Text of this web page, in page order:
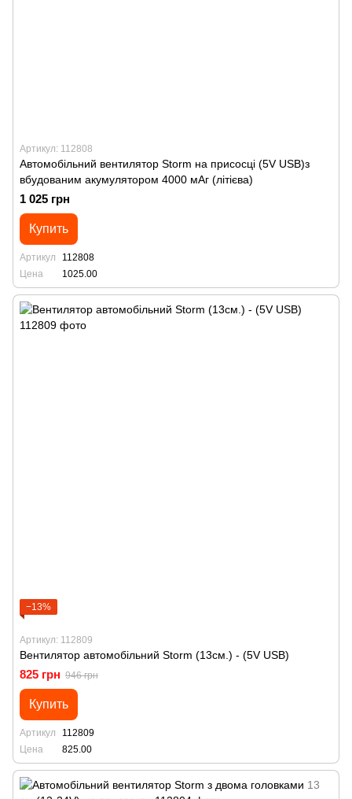
Артикул: 112808
Автомобільний вентилятор Storm на присосці (5V USB)з
вбудованим акумулятором 4000 мАг (літієва)
1 025 грн
Купить
Артикул
112808
Цена
1025.00
−13%
Артикул: 112809
Вентилятор автомобільний Storm (13см.) - (5V USB)
825 грн 946 грн
Купить
Артикул
112809
Цена
825.00